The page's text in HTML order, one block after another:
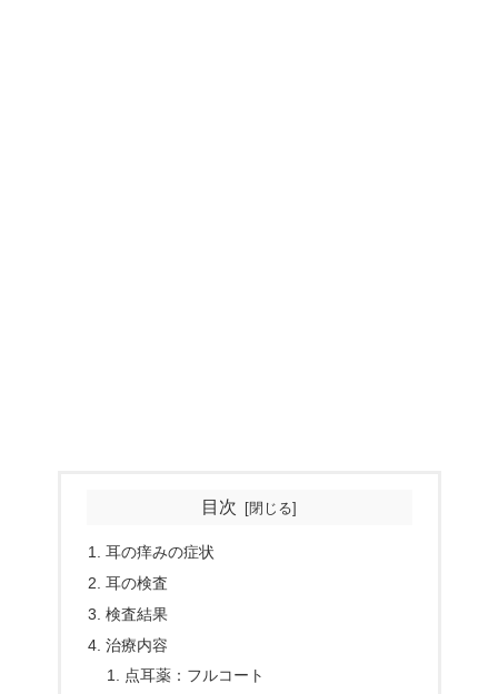
目次
耳の痒みの症状
耳の検査
検査結果
治療内容
点耳薬：フルコート